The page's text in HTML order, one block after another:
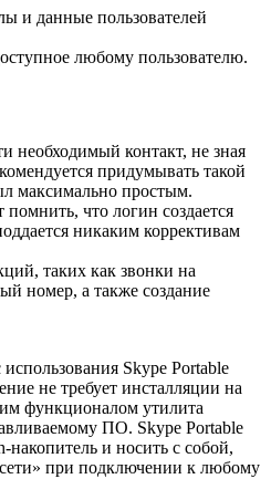
и данные пользователей
любому пользователю.
необходимый контакт, не зная
придумывать такой
максимально простым.
помнить, что логин создается
никаким коррективам
таких как звонки на
номер, а также создание
Skype Portable
не требует инсталляции на
функционалом утилита
ПО. Skype Portable
накопитель и носить с собой,
при подключении к любому